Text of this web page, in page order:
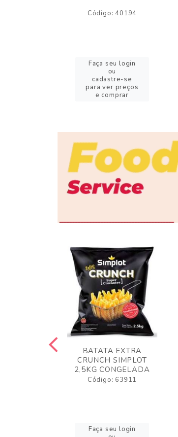
Código: 40194
Faça seu login
ou
cadastre-se
para ver preços
e comprar
BATATA EXTRA
CRUNCH SIMPLOT
2,5KG CONGELADA
Código: 63911
Faça seu login